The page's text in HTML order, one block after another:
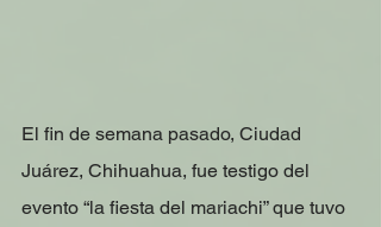
El fin de semana pasado, Ciudad
Juárez, Chihuahua, fue testigo del
evento “la fiesta del mariachi” que tuvo